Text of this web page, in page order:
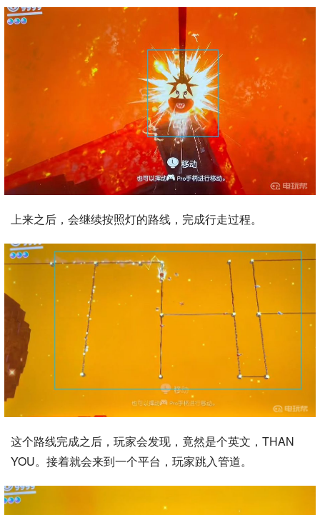
上来之后，会继续按照灯的路线，完成行走过程。
这个路线完成之后，玩家会发现，竟然是个英文，THAN
YOU。接着就会来到一个平台，玩家跳入管道。